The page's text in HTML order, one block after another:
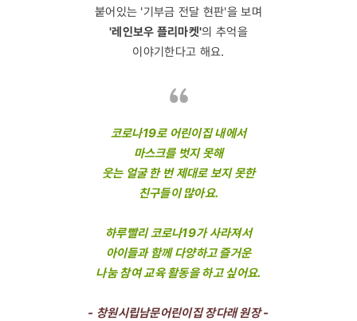
붙어있는 '기부금 전달 현판'을 보며
'레인보우 플리마켓'의 추억을
이야기한다고 해요.
코로나19로 어린이집 내에서
마스크를 벗지 못해
웃는 얼굴 한 번 제대로 보지 못한
친구들이 많아요.
하루빨리 코로나19가 사라져서
아이들과 함께 다양하고 즐거운
나눔 참여 교육 활동을 하고 싶어요.
- 창원시립남문어린이집 장다래 원장 -